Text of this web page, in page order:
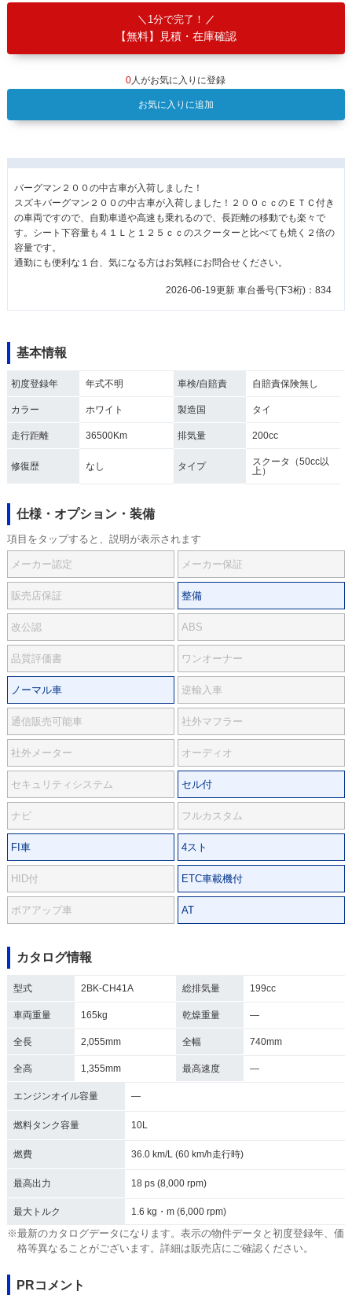
1分で完了！
【無料】見積・在庫確認
0人がお気に入りに登録
お気に入りに追加
バーグマン２００の中古車が入荷しました！
スズキバーグマン２００の中古車が入荷しました！２００ｃｃのＥＴＣ付き
の車両ですので、自動車道や高速も乗れるので、長距離の移動でも楽々で
す。シート下容量も４１Ｌと１２５ｃｃのスクーターと比べても焼く２倍の
容量です。
通勤にも便利な１台、気になる方はお気軽にお問合せください。
2026-06-19更新 車台番号(下3桁)：834
基本情報
初度登録年 年式不明 車検/自賠責 自賠責保険無し
カラー ホワイト 製造国 タイ
走行距離 36500Km 排気量 200cc
修復歴 なし タイプ
スクータ（50cc以
上）
仕様・オプション・装備
項目をタップすると、説明が表示されます
メーカー認定 メーカー保証
販売店保証 整備
改公認 ABS
品質評価書 ワンオーナー
ノーマル車 逆輸入車
通信販売可能車 社外マフラー
社外メーター オーディオ
セキュリティシステム セル付
ナビ フルカスタム
FI車 4スト
HID付 ETC車載機付
ボアアップ車 AT
カタログ情報
型式 2BK-CH41A 総排気量 199cc
車両重量 165kg 乾燥重量 ―
全長 2,055mm 全幅 740mm
全高 1,355mm 最高速度 ―
エンジンオイル容量 ―
燃料タンク容量 10L
燃費 36.0 km/L (60 km/h走行時)
最高出力 18 ps (8,000 rpm)
最大トルク 1.6 kg・m (6,000 rpm)
※最新のカタログデータになります。表示の物件データと初度登録年、価
格等異なることがございます。詳細は販売店にご確認ください。
PRコメント